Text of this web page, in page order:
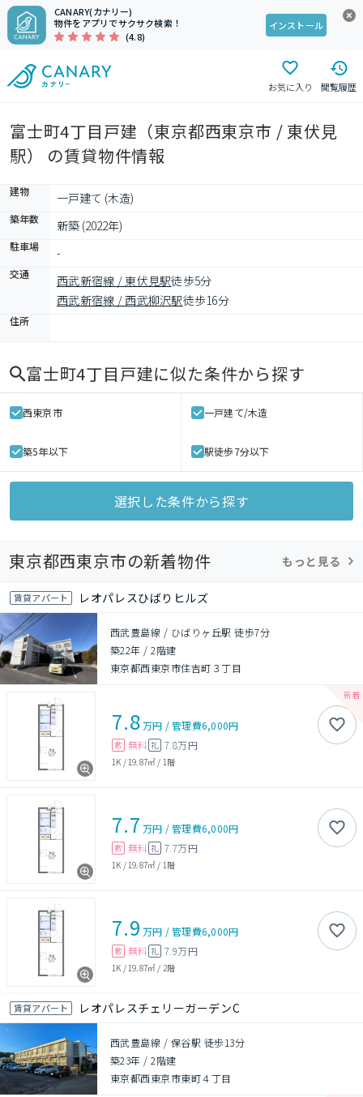
CANARY(カナリー)
物件をアプリでサクサク検索！
(4.8)
インストール
お気に入り 閲覧履歴
富士町4丁目戸建（東京都西東京市 / 東伏見
駅） の賃貸物件情報
建物 一戸建て (木造)
築年数 新築 (2022年)
駐車場 -
交通 西武新宿線 / 東伏見駅徒歩5分
西武新宿線 / 西武柳沢駅徒歩16分
住所
富士町4丁目戸建に似た条件から探す
西東京市 一戸建て/木造
築5年以下 駅徒歩7分以下
選択した条件から探す
東京都西東京市の新着物件 もっと見る
賃貸アパート レオパレスひばりヒルズ
西武豊島線 / ひばりヶ丘駅 徒歩7分
築22年 /2階建
東京都西東京市住吉町３丁目
7.8万円 /管理費6,000円
敷 無料 礼 7.8万円
1K / 19.87㎡ / 1階
7.7 万円 /管理費6,000円
敷 無料 礼 7.7万円
1K / 19.87㎡ / 1階
7.9 万円 /管理費6,000円
敷 無料 礼 7.9万円
1K / 19.87㎡ / 2階
賃貸アパート レオパレスチェリーガーデンC
西武豊島線 / 保谷駅 徒歩13分
築23年 /2階建
東京都西東京市東町４丁目